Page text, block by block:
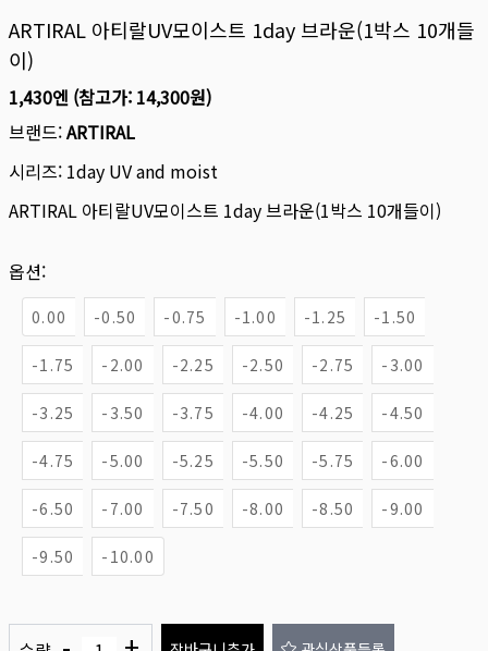
ARTIRAL 아티랄UV모이스트 1day 브라운(1박스 10개들
이)
1,430엔 (참고가: 14,300원)
브랜드:ARTIRAL
시리즈: 1day UV and moist
ARTIRAL 아티랄UV모이스트 1day 브라운(1박스 10개들이)
옵션:
0.00 -0.50 -0.75 -1.00 -1.25 -1.50
-1.75 -2.00 -2.25 -2.50 -2.75 -3.00
-3.25 -3.50 -3.75 -4.00 -4.25 -4.50
-4.75 -5.00 -5.25 -5.50 -5.75 -6.00
-6.50 -7.00 -7.50 -8.00 -8.50 -9.00
-9.50 -10.00